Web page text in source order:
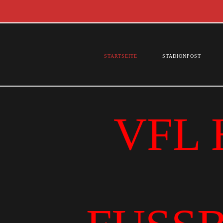
STARTSEITE STADIONPOST
VFL